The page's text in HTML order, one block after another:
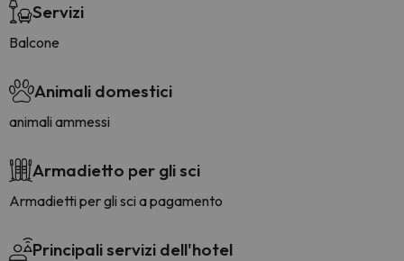
Servizi
Balcone
Animali domestici
animali ammessi
Armadietto per gli sci
Armadietti per gli sci a pagamento
Principali servizi dell'hotel